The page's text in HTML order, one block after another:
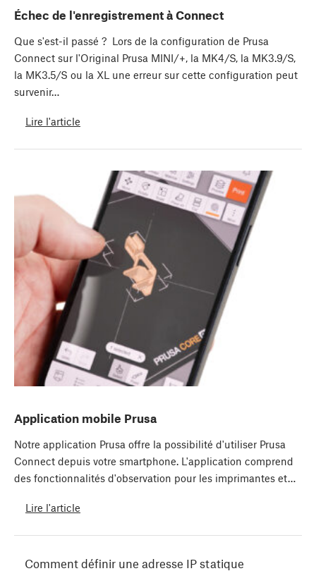
Échec de l'enregistrement à Connect
Que s'est-il passé ? Lors de la configuration de Prusa
Connect sur l'Original Prusa MINI/+, la MK4/S, la MK3.9/S,
la MK3.5/S ou la XL une erreur sur cette configuration peut
survenir…
Lire l'article
Application mobile Prusa
Notre application Prusa offre la possibilité d'utiliser Prusa
Connect depuis votre smartphone. L'application comprend
des fonctionnalités d'observation pour les imprimantes et…
Lire l'article
Comment définir une adresse IP statique